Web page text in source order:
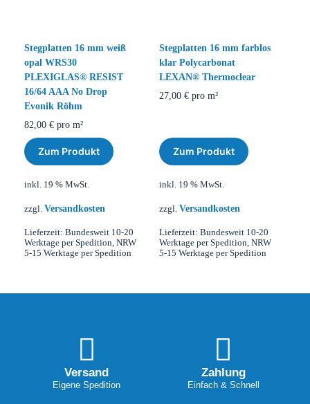
Stegplatten 16 mm weiß
opal WRS30
PLEXIGLAS® RESIST
16/64 AAA No Drop
Evonik Röhm
82,00 € pro m²
Zum Produkt
inkl. 19 % MwSt.
zzgl. Versandkosten
Lieferzeit: Bundesweit 10-20
Werktage per Spedition, NRW
5-15 Werktage per Spedition
Stegplatten 16 mm farblos
klar Polycarbonat
LEXAN® Thermoclear
27,00 €pro m²
Zum Produkt
inkl. 19 % MwSt.
zzgl. Versandkosten
Lieferzeit: Bundesweit 10-20
Werktage per Spedition, NRW
5-15 Werktage per Spedition
Versand
Eigene Spedition
Zahlung
Einfach & Schnell